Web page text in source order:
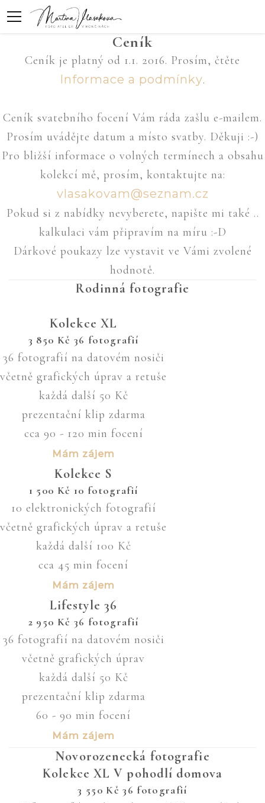
Ceník
Ceník je platný od 1.1. 2016. Prosím, čtěte
Informace a podmínky.
Ceník svatebního focení Vám ráda zašlu e-mailem.
Prosím uvádějte datum a místo svatby. Děkuji :-)
Pro bližší informace o volných termínech a obsahu
kolekcí mě, prosím, kontaktujte na:
vlasakovam@seznam.cz
Pokud si z nabídky nevyberete, napište mi také ..
kalkulaci vám připravím na míru :-D
Dárkové poukazy lze vystavit ve Vámi zvolené
hodnotě.
Rodinná fotografie
Kolekce XL
3 850 Kč 36 fotografií
36 fotografií na datovém nosiči
včetně grafických úprav a retuše
každá další 50 Kč
prezentační klip zdarma
cca 90 - 120 min focení
Mám zájem
Kolekce S
1 500 Kč 10 fotografií
10 elektronických fotografií
včetně grafických úprav a retuše
každá další 100 Kč
cca 45 min focení
Mám zájem
Lifestyle 36
2 950 Kč 36 fotografií
36 fotografií na datovém nosiči
včetně grafických úprav
každá další 50 Kč
prezentační klip zdarma
60 - 90 min focení
Mám zájem
Novorozenecká fotografie
Kolekce XL V pohodlí domova
3 550 Kč 36 fotografií